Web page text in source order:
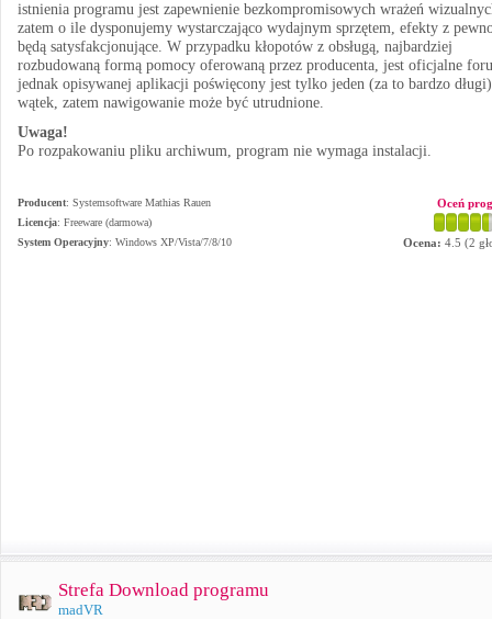
istnienia programu jest zapewnienie bezkompromisowych wrażeń
zatem o ile dysponujemy wystarczająco wydajnym sprzętem, efekty z
będą satysfakcjonujące. W przypadku kłopotów z obsługą, najbardziej
rozbudowaną formą pomocy oferowaną przez producenta, jest oficjalne
jednak opisywanej aplikacji poświęcony jest tylko jeden (za to bardzo długi)
wątek, zatem nawigowanie może być utrudnione.
Uwaga!
Po rozpakowaniu pliku archiwum, program nie wymaga instalacji.
Producent: Systemsoftware Mathias Rauen
Licencja: Freeware (darmowa)
System Operacyjny: Windows XP/Vista/7/8/10
Oceń
Ocena: 4.5 (2
Strefa Download programu
madVR